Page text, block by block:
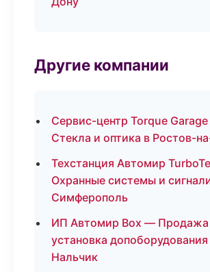
Другие компании
Сервис-центр Torque
Стекла и оптика в Ростов-
Техстанция Автомир
Охранные системы и
Симферополь
ИП Автомир Box — Продажа
установка допоборудования
Нальчик